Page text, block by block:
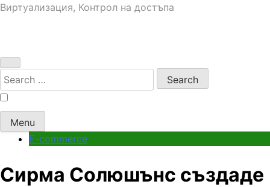
Виртуализация, Контрол на достъпа
Search
for:
Menu
E-commerce
Сирма Солюшънс създаде